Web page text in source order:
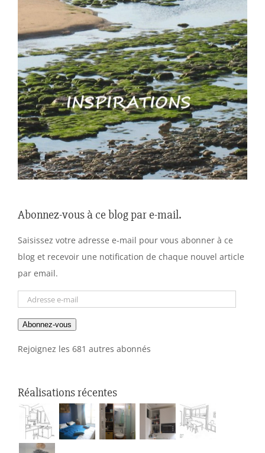
Abonnez-vous à ce blog par e-mail.
Saisissez votre adresse e-mail pour vous abonner à ce
blog et recevoir une notification de chaque nouvel article
par email.
Adresse
mail
Abonnez-vous
Rejoignez les 681 autres abonnés
Réalisations récentes